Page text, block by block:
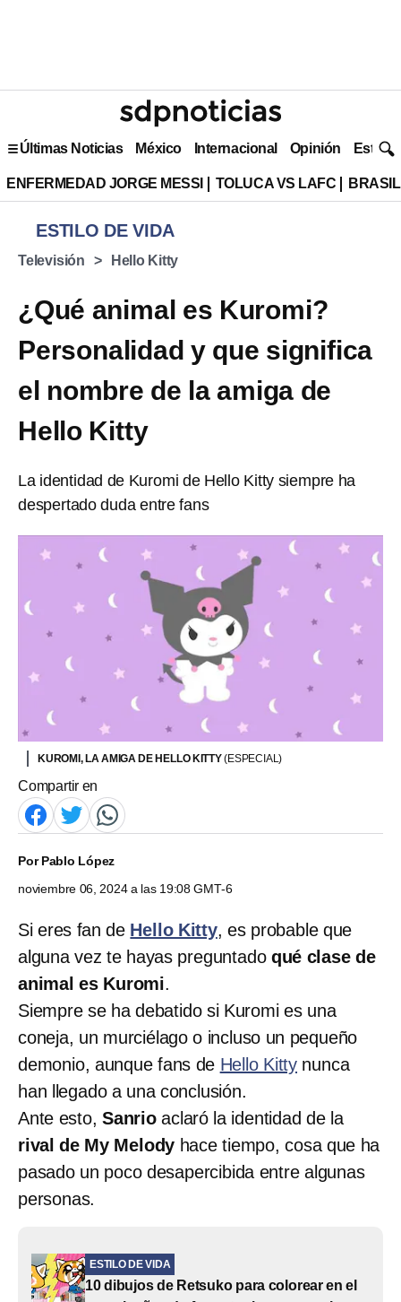
Últimas Noticias México Internacional Opinión Estilo
ENFERMEDAD JORGE MESSI TOLUCA VS LAFC
ESTILO DE VIDA
Televisión Hello Kitty
¿Qué animal es Kuromi?
Personalidad y que significa
el nombre de la amiga de
Hello Kitty
La identidad de Kuromi de Hello Kitty siempre ha
despertado duda entre fans
KUROMI, LA AMIGA DE HELLO KITTY(ESPECIAL)
Compartir en
PorPablo López
noviembre 06, 2024 a las 19:08 GMT-6
Si eres fan de Hello Kitty, es probable que
alguna vez te hayas preguntado qué clase de
animal es Kuromi.
Siempre se ha debatido si Kuromi es una
coneja, un murciélago o incluso un pequeño
demonio, aunque fans de Hello Kitty nunca
han llegado a una conclusión.
Ante esto, Sanrioaclaró la identidad de la
rival de My Melody hace tiempo, cosa que ha
pasado un poco desapercibida entre algunas
personas.
ESTILO DE VIDA
10 dibujos de Retsuko para colorear en el